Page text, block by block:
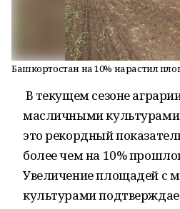
Башкортостан на 10% нарастил
В текущем сезоне
масличными культурами
это рекордный
более чем на 10%
Увеличение площадей с
культурами